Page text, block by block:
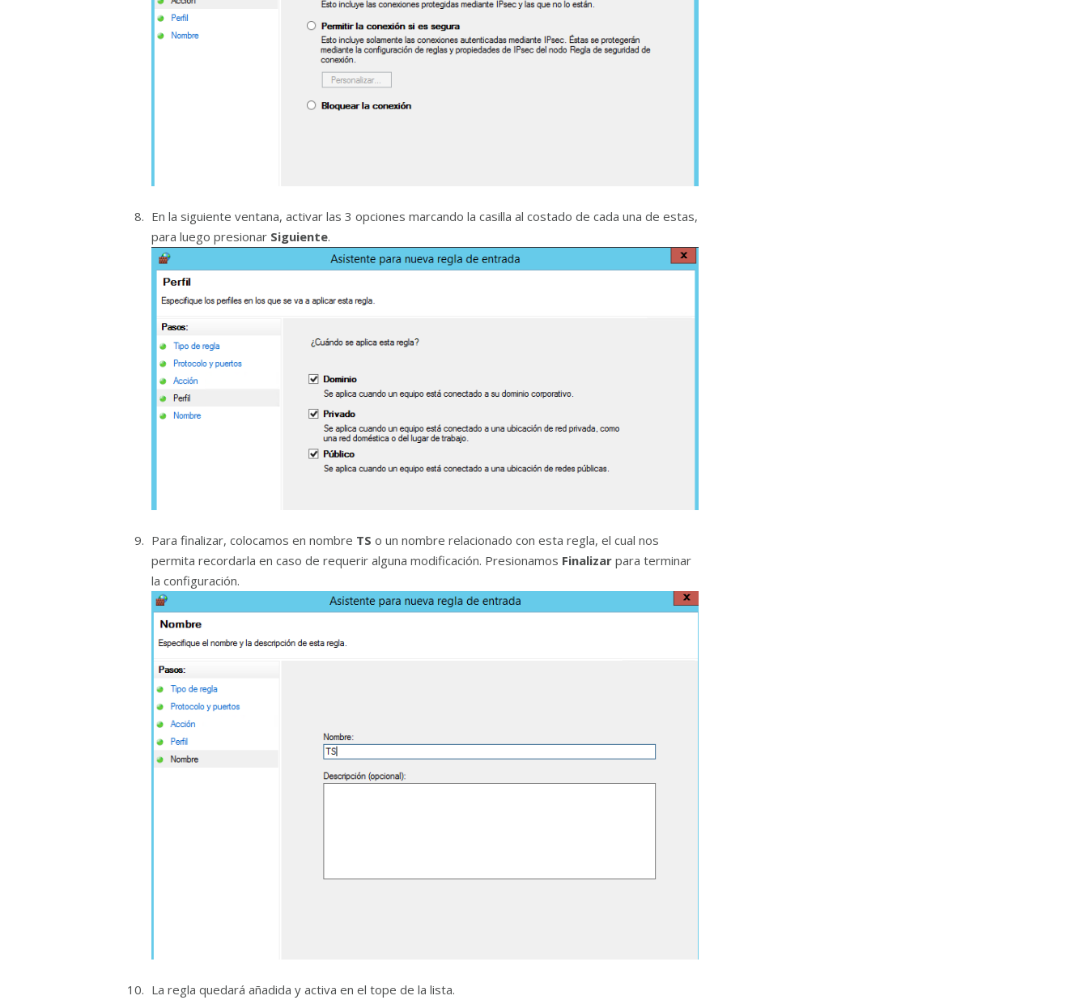
En la siguiente ventana, activar las 3 opciones marcando la casilla al costado de cada una de estas,
para luego presionar Siguiente.
Para finalizar, colocamos en nombre TS o un nombre relacionado con esta regla, el cual nos
permita recordarla en caso de requerir alguna modificación. Presionamos Finalizar para terminar
la configuración.
La regla quedará añadida y activa en el tope de la lista.